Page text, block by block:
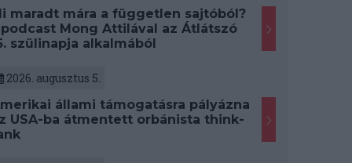
maradt mára a független sajtóból?
podcast Mong Attilával az Átlátszó
szülinapja alkalmából
2026. augusztus 5.
állami támogatásra pályázna
USA-ba átmentett orbánista think-